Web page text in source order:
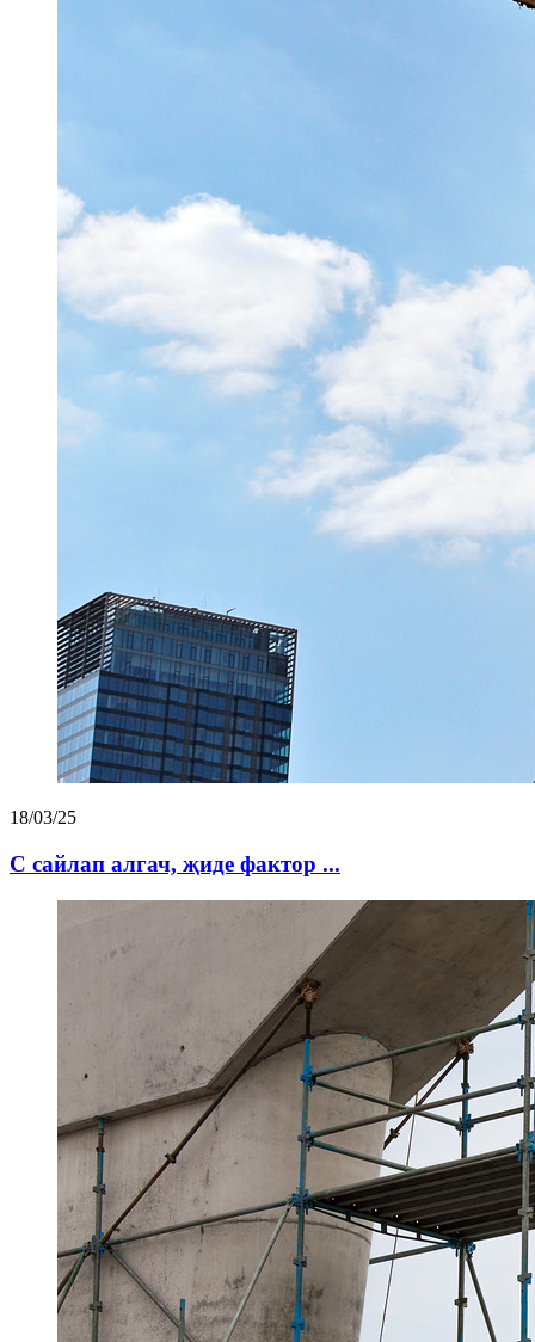
18/03/25
С сайлап алгач, җиде фактор ...